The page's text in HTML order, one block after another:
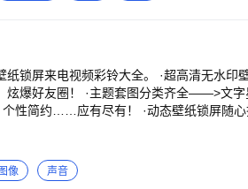
忘临界点，动态调整复习规划，帮你高效
手上的词汇书籍，墨墨背单词通通兼容，
全国最全
忘曲线：真实反映了你在每个阶段对已学
力； *记忆持久度：你可以清楚地看到已
大全。 ·超高清无水印壁纸美图——>
——>文字星座、热门I
·动态壁纸锁屏随心换——>海量动
更多礼物、入场特效、聊天气泡、头像挂
像 声音